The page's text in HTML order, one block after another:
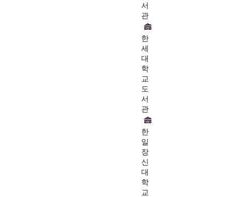
서
관
한
세
대
학
교
도
서
관
한
일
장
신
대
학
교